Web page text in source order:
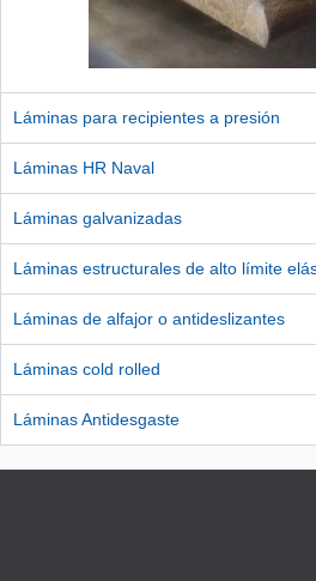
Láminas para recipientes a presión
Láminas HR Naval
Láminas galvanizadas
Láminas estructurales de alto límite
Láminas de alfajor o antideslizantes
Láminas cold rolled
Láminas Antidesgaste